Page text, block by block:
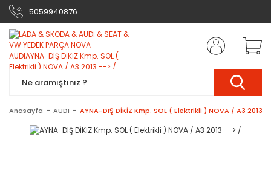
5059940876
Anasayfa AUDI AYNA-DIŞ DİKİZ Kmp. SOL ( Elektrikli ) NOVA / A3 2013